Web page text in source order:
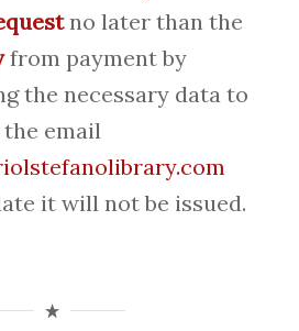
no later than the
from payment by
the necessary data to
the email
it will not be issued.